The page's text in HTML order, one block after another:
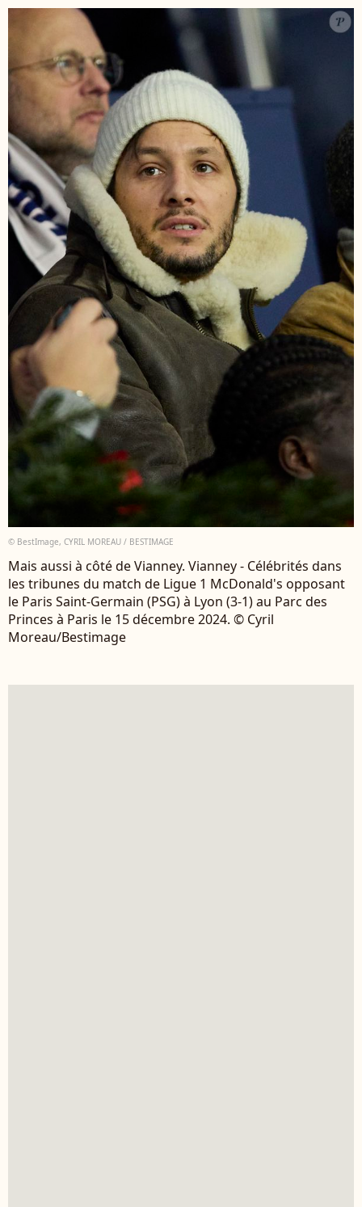
© BestImage, CYRIL MOREAU / BESTIMAGE
Mais aussi à côté de Vianney. Vianney - Célébrités dans
les tribunes du match de Ligue 1 McDonald's opposant
le Paris Saint-Germain (PSG) à Lyon (3-1) au Parc des
Princes à Paris le 15 décembre 2024. © Cyril
Moreau/Bestimage